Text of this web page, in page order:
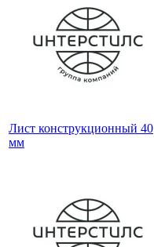
Лист конструкционный 40
мм